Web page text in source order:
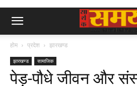
होम प्रदेश झारखण्ड
झारखण्ड सामाजिक
पेड़-पौधे जीवन और